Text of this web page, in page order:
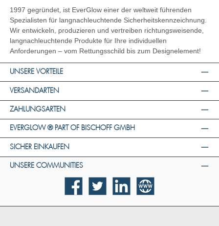
1997 gegründet, ist EverGlow einer der weltweit führenden
Spezialisten für langnachleuchtende Sicherheitskennzeichnung.
Wir entwickeln, produzieren und vertreiben richtungsweisende,
langnachleuchtende Produkte für Ihre individuellen
Anforderungen – vom Rettungsschild bis zum Designelement!
UNSERE VORTEILE
VERSANDARTEN
ZAHLUNGSARTEN
EVERGLOW ® PART OF BISCHOFF GMBH
SICHER EINKAUFEN
UNSERE COMMUNITIES
FacebookTwitter LinkedIn Website